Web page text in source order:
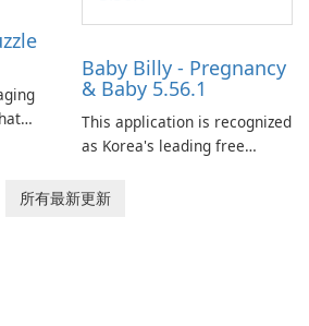
Baby Billy - Pregnancy
& Baby 5.56.1
This application is recognized
as Korea's leading free
baby tracking, offering
所有最新更新